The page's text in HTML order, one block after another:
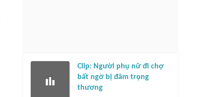
Clip: Người phụ nữ đi chợ
bất ngờ bị đâm trọng
thương